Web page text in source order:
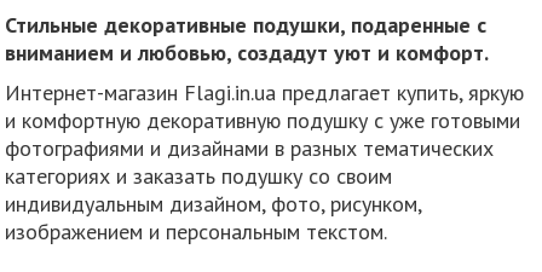
Стильные декоративные подушки, подаренные с
вниманием и любовью, создадут уют и комфорт.
Интернет-магазин Flagi.in.ua предлагает купить, яркую
и комфортную декоративную подушку с уже готовыми
фотографиями и дизайнами в разных тематических
категориях и заказать подушку со своим
индивидуальным дизайном, фото, рисунком,
изображением и персональным текстом.